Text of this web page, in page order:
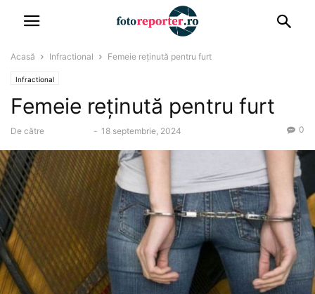
Acasă Infractional Femeie reținută pentru furt
Infractional
Femeie reținută pentru furt
De către - 18 septembrie, 2024 0